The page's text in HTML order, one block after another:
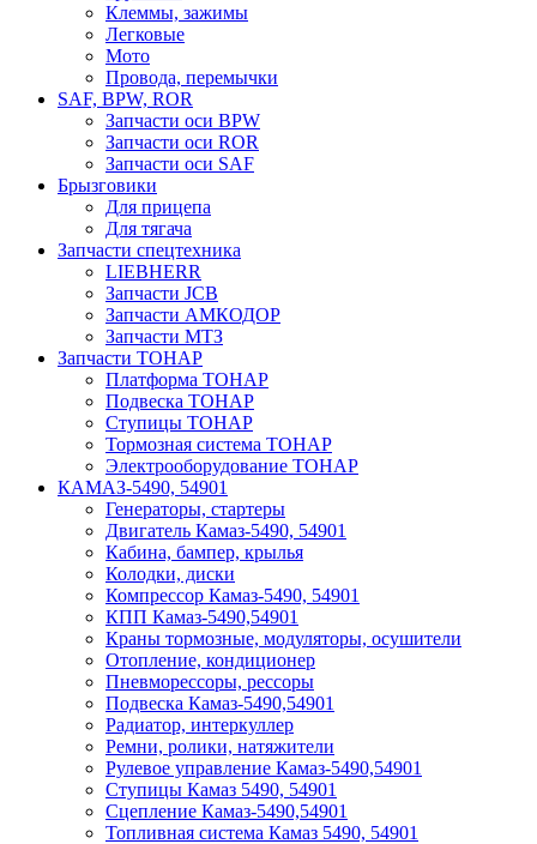
Клеммы, зажимы
Легковые
Мото
Провода, перемычки
SAF, BPW, ROR
Запчасти оси BPW
Запчасти оси ROR
Запчасти оси SAF
Брызговики
Для прицепа
Для тягача
Запчасти спецтехника
LIEBHERR
Запчасти JCB
Запчасти АМКОДОР
Запчасти МТЗ
Запчасти ТОНАР
Платформа ТОНАР
Подвеска ТОНАР
Ступицы ТОНАР
Тормозная система ТОНАР
Электрооборудование ТОНАР
КАМАЗ-5490, 54901
Генераторы, стартеры
Двигатель Камаз-5490, 54901
Кабина, бампер, крылья
Колодки, диски
Компрессор Камаз-5490, 54901
КПП Камаз-5490,54901
Краны тормозные, модуляторы, осушители
Отопление, кондиционер
Пневморессоры, рессоры
Подвеска Камаз-5490,54901
Радиатор, интеркуллер
Ремни, ролики, натяжители
Рулевое управление Камаз-5490,54901
Ступицы Камаз 5490, 54901
Сцепление Камаз-5490,54901
Топливная система Камаз 5490, 54901